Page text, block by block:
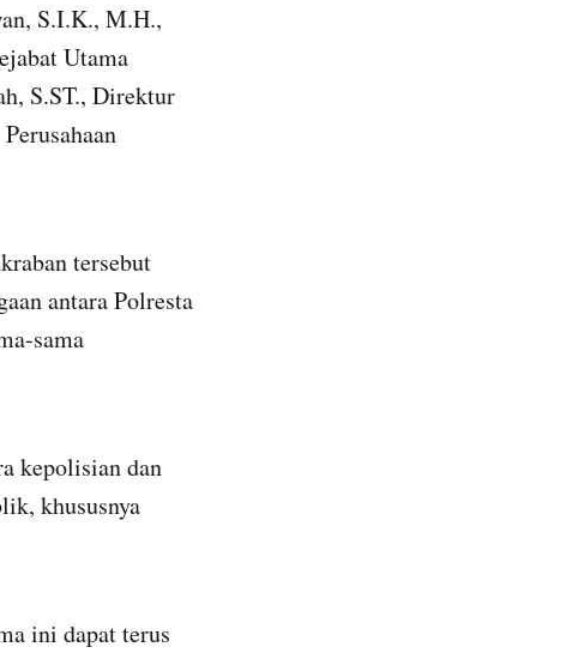
S.I.K., M.H.,
Utama
S.ST., Direktur
tersebut
antara Polresta
sama
kepolisian dan
khususnya
ini dapat terus